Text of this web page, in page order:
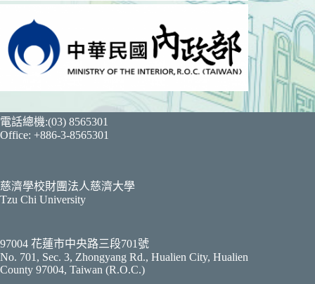
電話總機:(03) 8565301
Office: +886-3-8565301
慈濟學校財團法人慈濟大學
Tzu Chi University
97004 花蓮市中央路三段701號
No. 701, Sec. 3, Zhongyang Rd., Hualien City, Hualien
County 97004, Taiwan (R.O.C.)